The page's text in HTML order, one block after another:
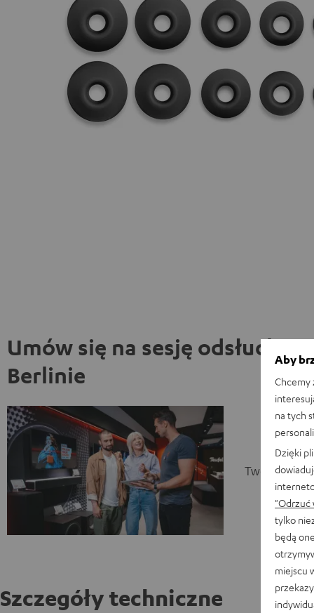
Umów się na sesję
Berlinie
Twoja sesja
Szczegóły techniczne
Aby
Chcemy
na tych
Dzięki
"Odrzuć
tylko
będą
miejscu